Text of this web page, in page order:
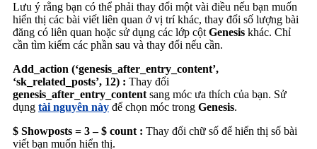
Lưu ý rằng bạn có thể phải thay đổi một vài điều nếu bạn muốn
hiển thị các bài viết liên quan ở vị trí khác, thay đổi số lượng bài
đăng có liên quan hoặc sử dụng các lớp cột Genesis khác. Chỉ
cần tìm kiếm các phần sau và thay đổi nếu cần.
Add_action (‘genesis_after_entry_content’,
‘sk_related_posts’, 12) : Thay đổi
genesis_after_entry_content sang móc ưa thích của bạn. Sử
dụng tài nguyên này để chọn móc trong Genesis.
$ Showposts = 3 – $ count : Thay đổi chữ số để hiển thị số bài
viết bạn muốn hiển thị.